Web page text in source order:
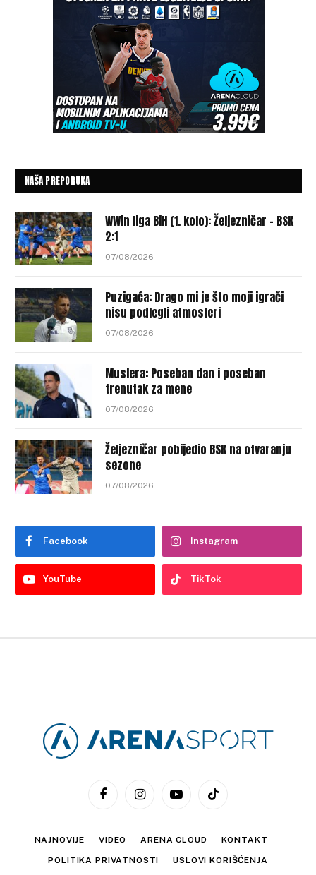
NAŠA PREPORUKA
WWin liga BiH (1. kolo): Željezničar – BSK
2:1
07/08/2026
Puzigaća: Drago mi je što moji igrači
nisu podlegli atmosferi
07/08/2026
Muslera: Poseban dan i poseban
trenutak za mene
07/08/2026
Željezničar pobijedio BSK na otvaranju
sezone
07/08/2026
Facebook Instagram
YouTube TikTok
FacebookInstagramYouTubeTikTok
NAJNOVIJE VIDEO ARENA CLOUD KONTAKT
POLITIKA PRIVATNOSTI USLOVI KORIŠĆENJA